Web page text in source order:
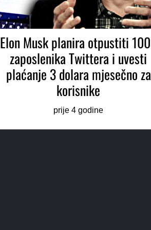
Elon Musk planira otpustiti
zaposlenika Twittera i uvesti
plaćanje 3 dolara mjesečno za
korisnike
prije 4 godine